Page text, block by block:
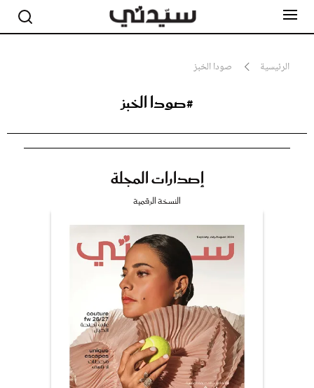
الرئيسية صودا الخبز
#صودا الخبز
إصدارات المجلة
النسخة الرقمية
جمال
صحة ورشاقة
عروس سيدتي